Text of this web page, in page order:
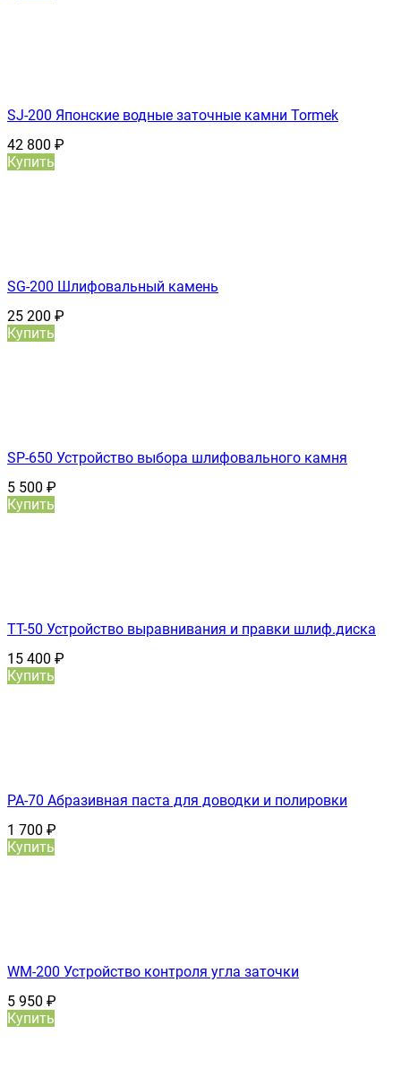
SJ-200 Японские водные заточные камни Tormek
42 800 ₽
Купить
SG-200 Шлифовальный камень
25 200 ₽
Купить
SP-650 Устройство выбора шлифовального камня
5 500 ₽
Купить
TT-50 Устройство выравнивания и правки шлиф.диска
15 400 ₽
Купить
PA-70 Абразивная паста для доводки и полировки
1 700 ₽
Купить
WM-200 Устройство контроля угла заточки
5 950 ₽
Купить